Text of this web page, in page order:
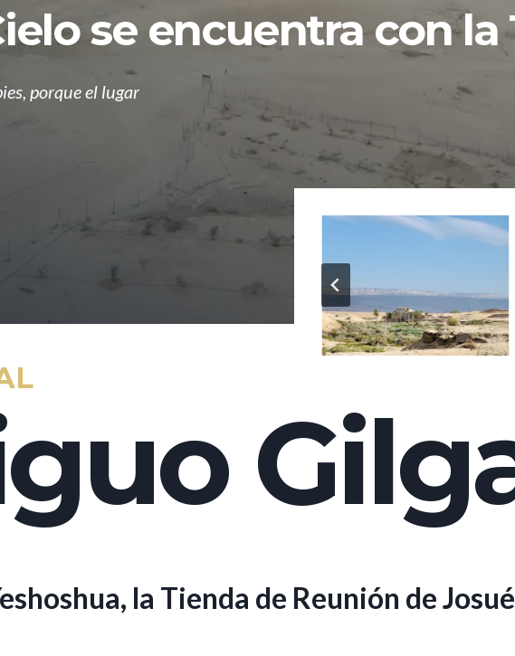
se encuentra con la
porque el lugar
la Tienda de Reunión de